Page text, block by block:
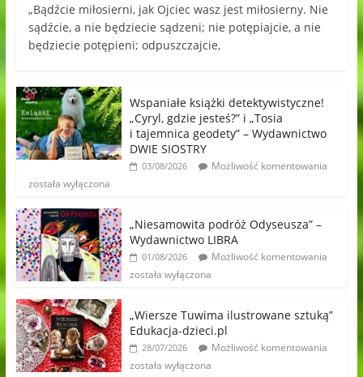
„Bądźcie miłosierni, jak Ojciec wasz jest miłosierny. Nie
sądźcie, a nie będziecie sądzeni; nie potępiajcie, a nie
będziecie potępieni; odpuszczajcie,
Wspaniałe książki detektywistyczne!
„Cyryl, gdzie jesteś?” i „Tosia
i tajemnica geodety” – Wydawnictwo
DWIE SIOSTRY
03/08/2026
Możliwość komentowania
została wyłączona
„Niesamowita podróż Odyseusza” –
Wydawnictwo LIBRA
01/08/2026
Możliwość komentowania
została wyłączona
„Wiersze Tuwima ilustrowane sztuką”
Edukacja-dzieci.pl
28/07/2026
Możliwość komentowania
została wyłączona